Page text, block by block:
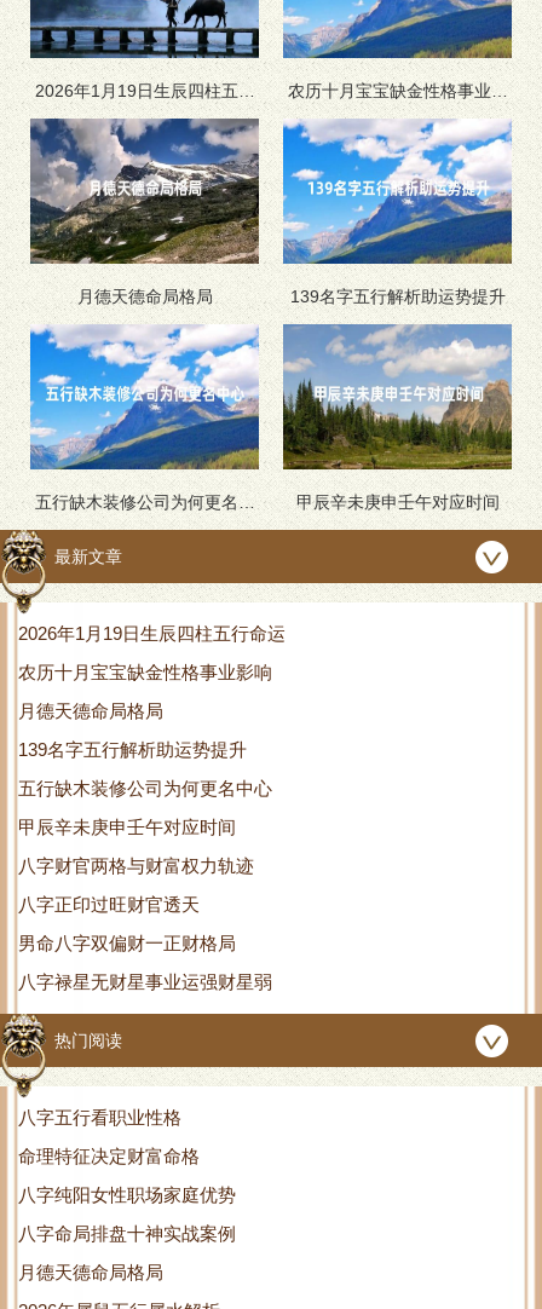
2026年1月19日生辰四柱五行
命运
农历十月宝宝缺金性格事业影
响
月德天德命局格局 139名字五行解析助运势提升
五行缺木装修公司为何更名中
心
甲辰辛未庚申壬午对应时间
最新文章
2026年1月19日生辰四柱五行命运
农历十月宝宝缺金性格事业影响
月德天德命局格局
139名字五行解析助运势提升
五行缺木装修公司为何更名中心
甲辰辛未庚申壬午对应时间
八字财官两格与财富权力轨迹
八字正印过旺财官透天
男命八字双偏财一正财格局
八字禄星无财星事业运强财星弱
热门阅读
八字五行看职业性格
命理特征决定财富命格
八字纯阳女性职场家庭优势
八字命局排盘十神实战案例
月德天德命局格局